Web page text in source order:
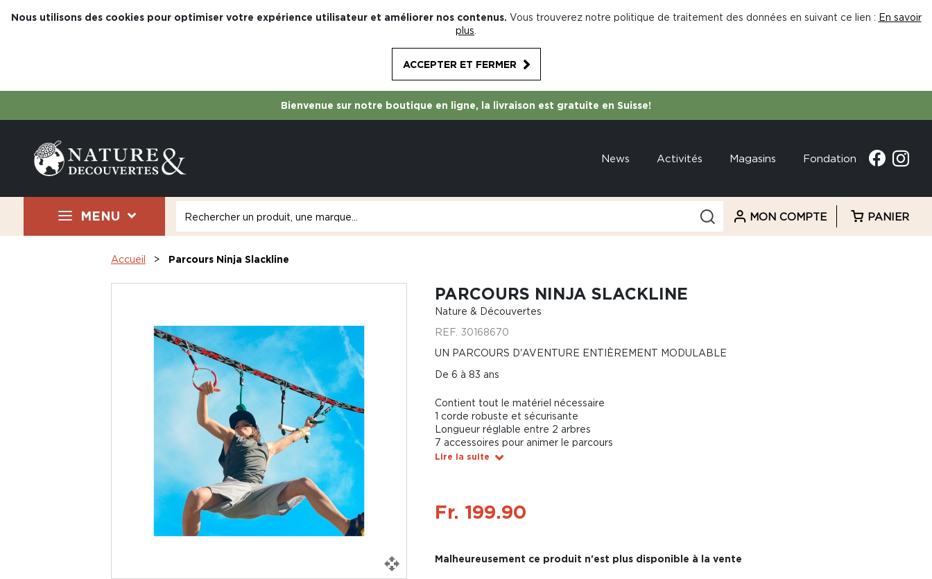
Nous utilisons des cookies pour optimiser votre expérience utilisateur et améliorer nos contenus. Vous trouverez notre politique de traitement des données en suivant ce lien : En savoir
plus
ACCEPTER ET FERMER
Bienvenue sur notre boutique en ligne, la livraison est gratuite en Suisse!
News Activités Magasins Fondation
MENU MON COMPTE PANIER
Accueil Parcours Ninja Slackline
PARCOURS NINJA SLACKLINE
Nature & Découvertes
REF. 30168670
UN PARCOURS D'AVENTURE ENTIÈREMENT MODULABLE
De 6 à 83 ans
Contient tout le matériel nécessaire
1 corde robuste et sécurisante
Longueur réglable entre 2 arbres
7 accessoires pour animer le parcours
Lire la suite
Fr. 199.90
Malheureusement ce produit n'est plus disponible à la vente